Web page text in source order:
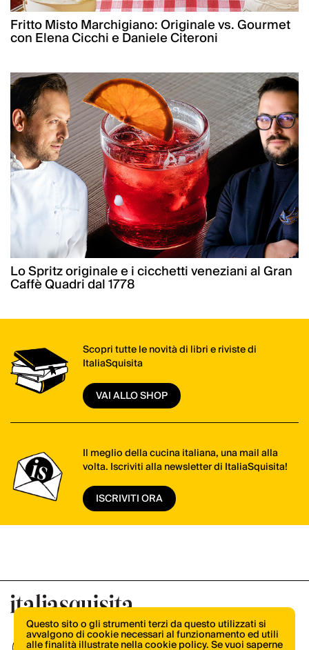
Fritto Misto Marchigiano: Originale vs. Gourmet
con Elena Cicchi e Daniele Citeroni
Lo Spritz originale e i cicchetti veneziani al Gran
Caffè Quadri dal 1778
Scopri tutte le novità di libri e riviste di
ItaliaSquisita
VAI ALLO SHOP
Il meglio della cucina italiana, una mail alla
volta. Iscriviti alla newsletter di ItaliaSquisita!
ISCRIVITI ORA
Questo sito o gli strumenti terzi da questo utilizzati si
avvalgono di cookie necessari al funzionamento ed utili
alle finalità illustrate nella cookie policy. Se vuoi saperne